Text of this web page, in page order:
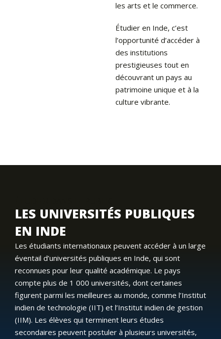
les arts et le commerce.
Étudier en Inde, c’est
l’opportunité d’accéder à
des institutions
prestigieuses tout en
découvrant un pays au
patrimoine unique et à la
culture vibrante.
LES UNIVERSITÉS PUBLIQUES
EN INDE
Les étudiants internationaux peuvent accéder à un large
éventail d’universités publiques en Inde, qui sont
reconnues pour leur qualité académique. Le pays
compte plus de 1 000 universités, dont certaines
figurent parmi les meilleures au monde, comme l’Institut
indien de technologie (IIT) et l’Institut indien de gestion
(IIM). Les élèves qui terminent leurs études
secondaires peuvent postuler à plusieurs universités,